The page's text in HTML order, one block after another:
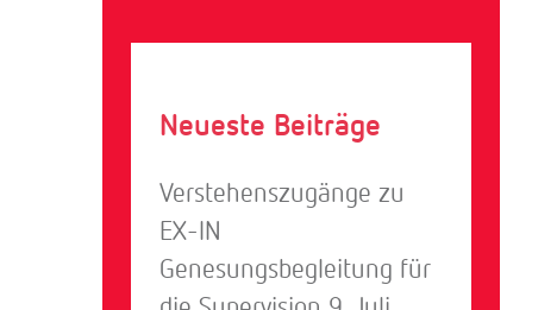
Neueste Beiträge
Verstehenszugänge zu
EX-IN
Genesungsbegleitung für